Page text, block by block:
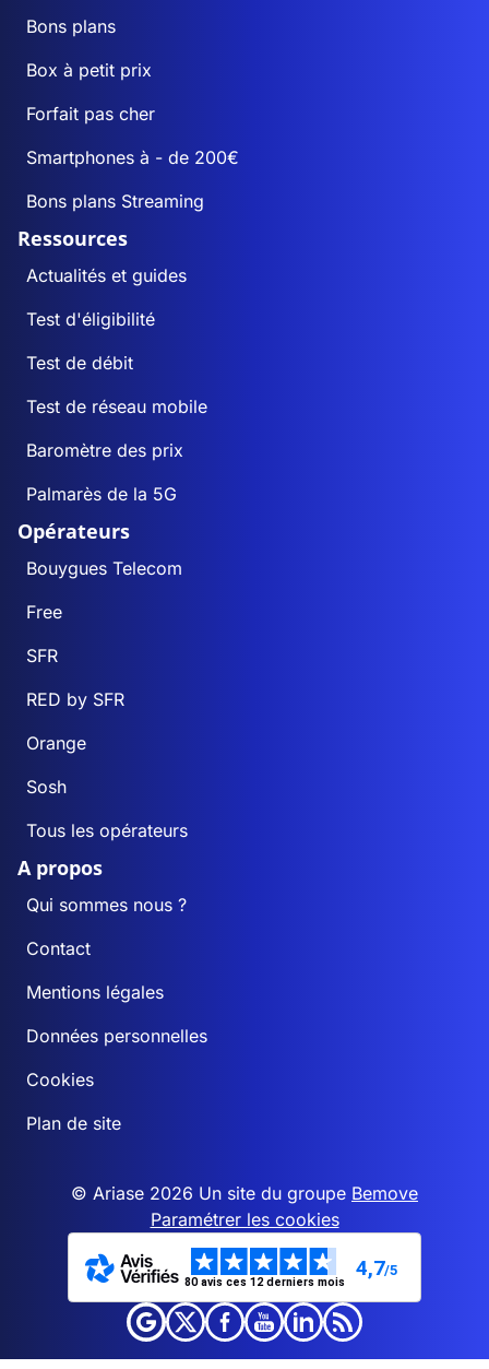
Bons plans
Box à petit prix
Forfait pas cher
Smartphones à - de 200€
Bons plans Streaming
Ressources
Actualités et guides
Test d'éligibilité
Test de débit
Test de réseau mobile
Baromètre des prix
Palmarès de la 5G
Opérateurs
Bouygues Telecom
Free
SFR
RED by SFR
Orange
Sosh
Tous les opérateurs
A propos
Qui sommes nous ?
Contact
Mentions légales
Données personnelles
Cookies
Plan de site
© Ariase 2026 Un site du groupe Bemove
Paramétrer les cookies
80 avis ces 12 derniers mois
4,7/5